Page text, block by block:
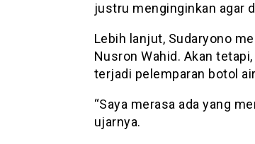
justru menginginkan agar
Lebih lanjut, Sudaryono
Nusron Wahid. Akan
terjadi pelemparan botol
“Saya merasa ada yang
ujarnya.